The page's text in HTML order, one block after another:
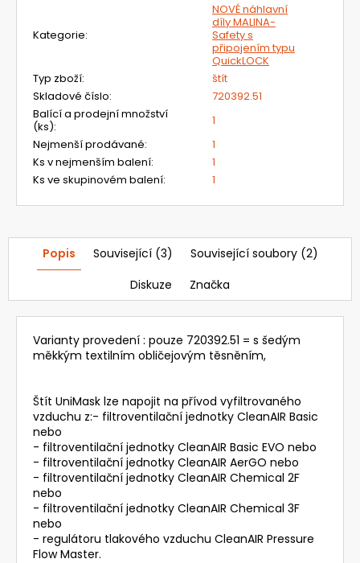
Kategorie:
NOVÉ náhlavní
díly MALINA-
Safety s
připojením typu
QuickLOCK
Typ zboží:
štít
Skladové číslo:
720392.51
Balící a prodejní množství
(ks):
1
Nejmenší prodávané:
1
Ks v nejmenším balení:
1
Ks ve skupinovém balení: 1
Popis Související (3)
Související soubory (2)
Diskuze
Značka
Varianty provedení : pouze 720392.51 = s šedým
měkkým textilním obličejovým těsněním,
Štít UniMask lze napojit na přívod vyfiltrovaného
vzduchu z:- filtroventilační jednotky CleanAIR Basic
nebo
- filtroventilační jednotky CleanAIR Basic EVO nebo
- filtroventilační jednotky CleanAIR AerGO nebo
- filtroventilační jednotky CleanAIR Chemical 2F
nebo
- filtroventilační jednotky CleanAIR Chemical 3F
nebo
- regulátoru tlakového vzduchu CleanAIR Pressure
Flow Master.